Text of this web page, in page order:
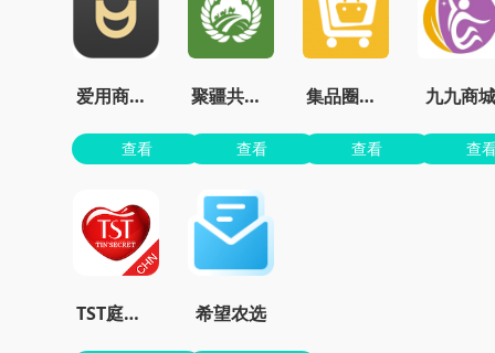
爱用商城官网下载
查看
聚疆共创app
查看
集品圈商城app下载安装
查看
九九商城
查
TST庭秘密app 希望农选